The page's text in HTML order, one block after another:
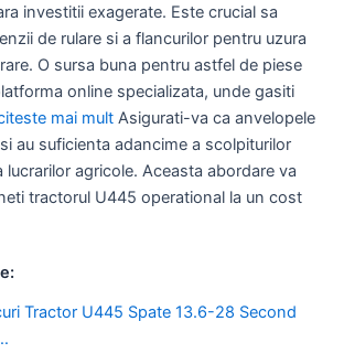
investitii exagerate. Este crucial sa
de rulare si a flancurilor pentru uzura
O sursa buna pentru astfel de piese
online specializata, unde gasiti
mai mult Asigurati-va ca anvelopele
au suficienta adancime a scolpiturilor
lucrarilor agricole. Aceasta abordare va
tractorul U445 operational la un cost
Tractor U445 Spate 13.6-28 Second